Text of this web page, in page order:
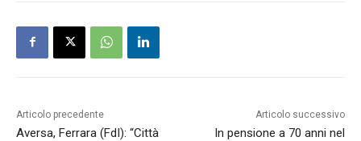
Articolo precedente
Aversa, Ferrara (FdI): “Città
Articolo successivo
In pensione a 70 anni nel